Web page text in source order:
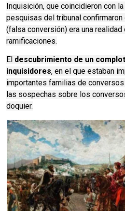
Inquisición, que coincidieron con
pesquisas del tribunal
(falsa conversión) era una realidad
ramificaciones.
El descubrimiento de un
inquisidores, en el que estaban
importantes familias de
las sospechas sobre los
doquier.